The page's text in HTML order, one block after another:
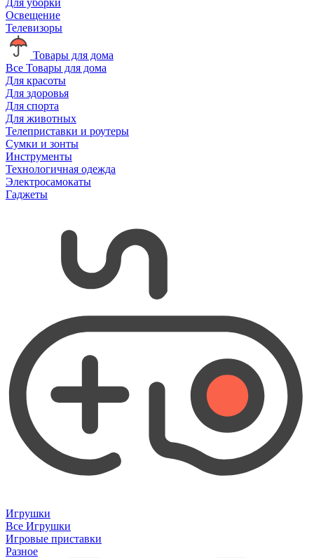
Освещение
Телевизоры
Товары для дома
Все Товары для дома
Для красоты
Для здоровья
Для спорта
Для животных
Телеприставки и роутеры
Сумки и зонты
Инструменты
Технологичная одежда
Электросамокаты
Гаджеты
Игрушки
Все Игрушки
Игровые приставки
Разное